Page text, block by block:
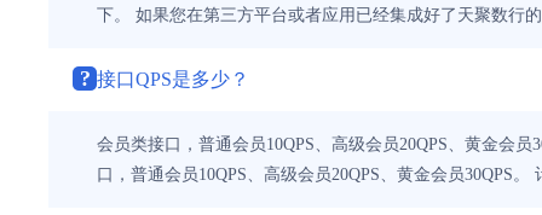
下。 如果您在第三方平台或者应用已经集成好了天聚数行
? 接口QPS是多少？
会员类接口，普通会员10QPS、高级会员20QPS、黄金会
口，普通会员10QPS、高级会员20QPS、黄金会员30QPS